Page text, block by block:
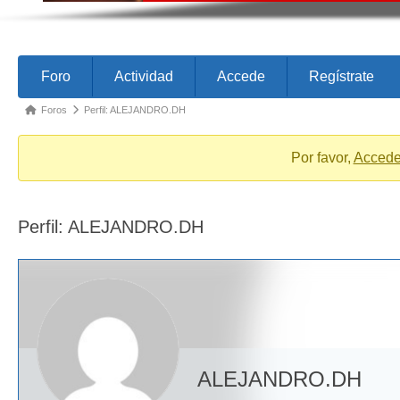
Foro Actividad Accede Regístrate
-
You
here:
Foros Perfil: ALEJANDRO.DH
Por favor,
Perfil: ALEJANDRO.DH
ALEJANDRO.DH